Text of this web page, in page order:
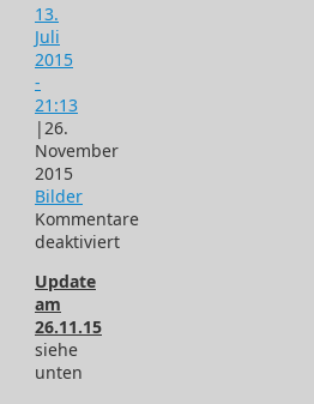
13.
Juli
2015
-
21:13
| 26.
November
2015
Bilder
Kommentare
deaktiviert
Regelmäßiger
Blick
vom
Ein-/Ausgang
Limpericher
Update
am
26.11.15
siehe
unten